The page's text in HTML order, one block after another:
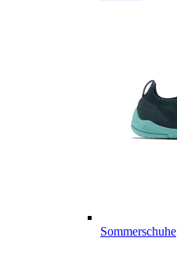
Sommerschuhe